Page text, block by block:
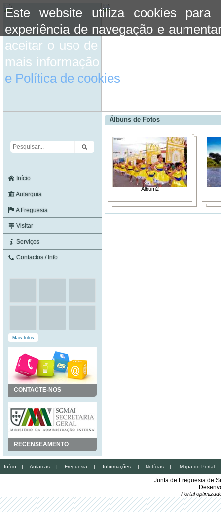
Este website utiliza cookies para
experiência de navegação e
aceitar o uso de cookies basta
mais informação consulte a
e Política de cookies
Início
Autarquia
A Freguesia
Visitar
Serviços
Contactos / Info
Mais fotos
CONTACTE-NOS
RECENSEAMENTO
Álbuns de Fotos
Album2
Início | Autarcas | Freguesia | Informações | Notícias | Mapa do Portal
Junta de Freguesia de
Portal